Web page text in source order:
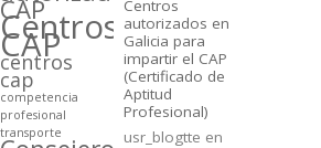
CAP
Centros
CAP
centros
cap
competencia
profesional
transporte
Centros
autorizados en
Galicia para
impartir el CAP
(Certificado de
Aptitud
Profesional)
usr_blogtte en